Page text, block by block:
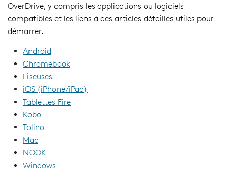
OverDrive, y compris les applications ou logiciels
compatibles et les liens à des articles détaillés utiles pour
démarrer.
Android
Chromebook
Liseuses
iOS (iPhone/iPad)
Tablettes Fire
Kobo
Tolino
Mac
NOOK
Windows